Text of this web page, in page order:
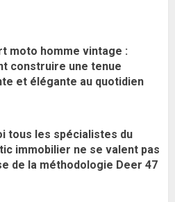
moto homme vintage :
construire une tenue
et élégante au quotidien
tous les spécialistes du
immobilier ne se valent pas
de la méthodologie Deer 47